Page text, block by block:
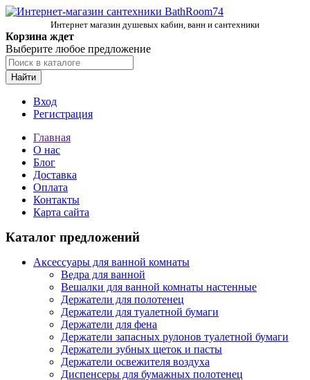
Интернет магазин душевых кабин, ванн и сантехники
Корзина ждет
Выберите любое предложение
Найти
Вход
Регистрация
Главная
О нас
Блог
Доставка
Оплата
Контакты
Карта сайта
Каталог предложений
Аксессуары для ванной комнаты
Ведра для ванной
Вешалки для ванной комнаты настенные
Держатели для полотенец
Держатели для туалетной бумаги
Держатели для фена
Держатели запасных рулонов туалетной бумаги
Держатели зубных щеток и пасты
Держатели освежителя воздуха
Диспенсеры для бумажных полотенец